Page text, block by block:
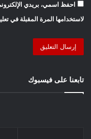
احفظ اسمي، بريدي
لاستخدامها المرة المقبلة في
تابعنا على فيسبوك